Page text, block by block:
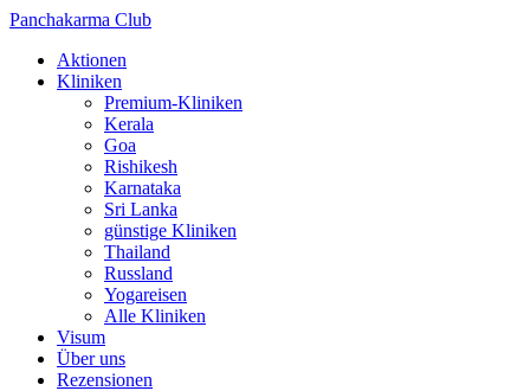
Panchakarma Club
Aktionen
Kliniken
Premium-Kliniken
Kerala
Goa
Rishikesh
Karnataka
Sri Lanka
günstige Kliniken
Thailand
Russland
Yogareisen
Alle Kliniken
Visum
Über uns
Rezensionen